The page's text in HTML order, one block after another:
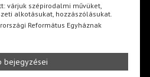
várjuk szépirodalmi művüket,
alkotásukat, hozzászólásukat.
Református Egyháznak
bejegyzései